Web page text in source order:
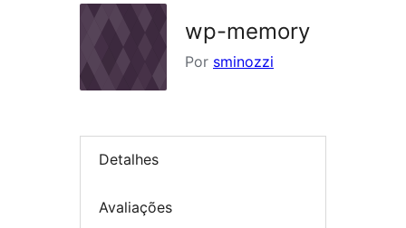
wp-memory
Por sminozzi
Detalhes
Avaliações